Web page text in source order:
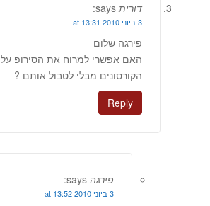
דורית says:
3 ביוני 2010 at 13:31
פירגה שלום
האם אפשרי למרוח את הסירופ על
הקורסונים מבלי לטבול אותם ?
Reply
פירגה says:
3 ביוני 2010 at 13:52